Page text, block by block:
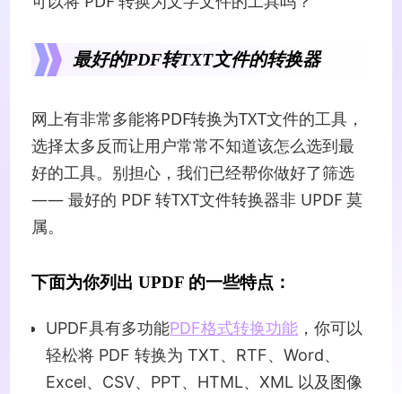
最好的PDF转TXT文件的转换器
网上有非常多能将PDF转换为TXT文件的工具，
选择太多反而让用户常常不知道该怎么选到最
好的工具。别担心，我们已经帮你做好了筛选
—— 最好的 PDF 转TXT文件转换器非 UPDF 莫
属。
下面为你列出 UPDF 的一些特点：
UPDF具有多功能PDF格式转换功能 ，你可以
轻松将 PDF 转换为 TXT、RTF、Word、
Excel、CSV、PPT、HTML、XML 以及图像